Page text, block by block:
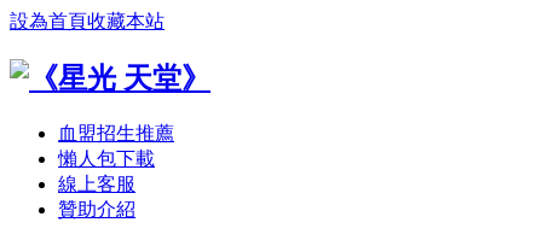
設為首頁收藏本站
血盟招生推薦
懶人包下載
線上客服
贊助介紹